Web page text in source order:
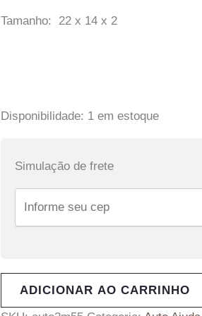
Tamanho: 22 x 14 x 2
Disponibilidade: 1 em estoque
Simulação de frete
ADICIONAR AO CARRINHO